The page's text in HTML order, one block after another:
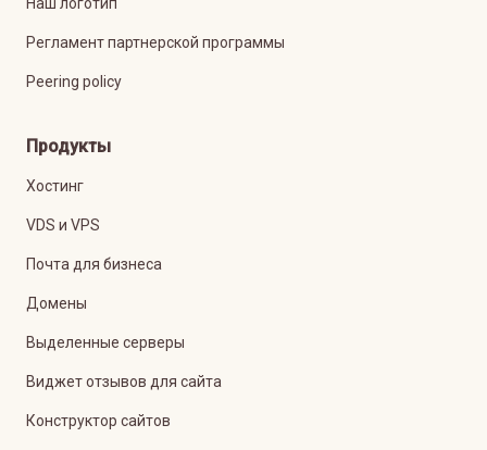
Регламент партнерской программы
Peering policy
Продукты
Хостинг
VDS и VPS
Почта для бизнеса
Домены
Выделенные серверы
Виджет отзывов для сайта
Конструктор сайтов